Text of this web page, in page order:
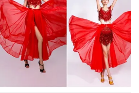
báo VTV
in và báo điện tử số 483/GP-BTTTT
Thủy
Thị Mỹ Hạnh, Phạm Quốc Thắng,